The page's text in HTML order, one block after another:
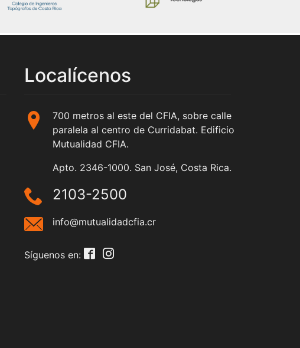
Localícenos
700 metros al este del CFIA, sobre calle
paralela al centro de Curridabat. Edificio
Mutualidad CFIA.
Apto. 2346-1000. San José, Costa Rica.
2103-2500
info@mutualidadcfia.cr
Síguenos en: